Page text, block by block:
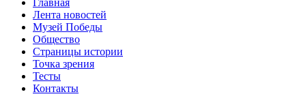
Главная
Лента новостей
Музей Победы
Общество
Страницы истории
Точка зрения
Тесты
Контакты